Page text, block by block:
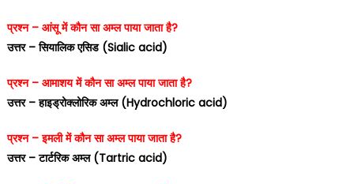
प्रश्न – आंसू में कौन सा अम्ल पाया जाता है?
उत्तर – सियालिक एसिड (Sialic acid)
प्रश्न – आमाशय में कौन सा अम्ल पाया जाता है?
उत्तर – हाइड्रोक्लोरिक अम्ल (Hydrochloric acid)
प्रश्न – इमली में कौन सा अम्ल पाया जाता है?
उत्तर – टार्टरिक अम्ल (Tartric acid)